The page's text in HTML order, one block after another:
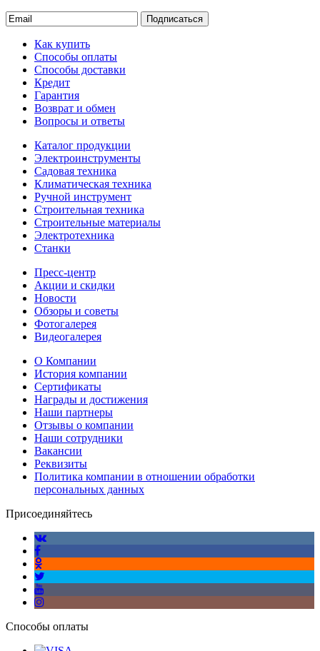
Подписаться
Как купить
Способы оплаты
Способы доставки
Кредит
Гарантия
Возврат и обмен
Вопросы и ответы
Каталог продукции
Электроинструменты
Садовая техника
Климатическая техника
Ручной инструмент
Строительная техника
Строительные материалы
Электротехника
Станки
Пресс-центр
Акции и скидки
Новости
Обзоры и советы
Фотогалерея
Видеогалерея
О Компании
История компании
Сертификаты
Награды и достижения
Наши партнеры
Отзывы о компании
Наши сотрудники
Вакансии
Реквизиты
Политика компании в отношении обработки
персональных данных
Присоединяйтесь
Способы оплаты